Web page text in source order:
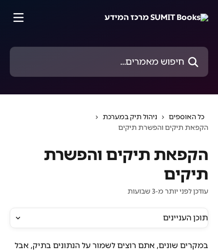
חיפוש מאמרים...
כל האוספים
ניהול תיק במערכת
הקפאת תיקים והפשרת תיקים
הקפאת תיקים והפשרת
תיקים
עודכן לפני יותר מ-3 שבועות
תוכן העניינים
במקרים שונים, אתם רוצים לשמור על הנתונים בתיק, אבל